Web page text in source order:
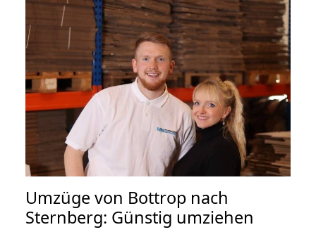
Umzüge von Bottrop nach
Sternberg: Günstig umziehen